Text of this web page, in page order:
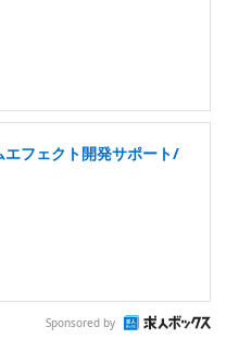
エフェクト開発サポート/
Sponsored by